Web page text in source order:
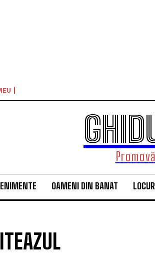
OAMENI DIN BANAT